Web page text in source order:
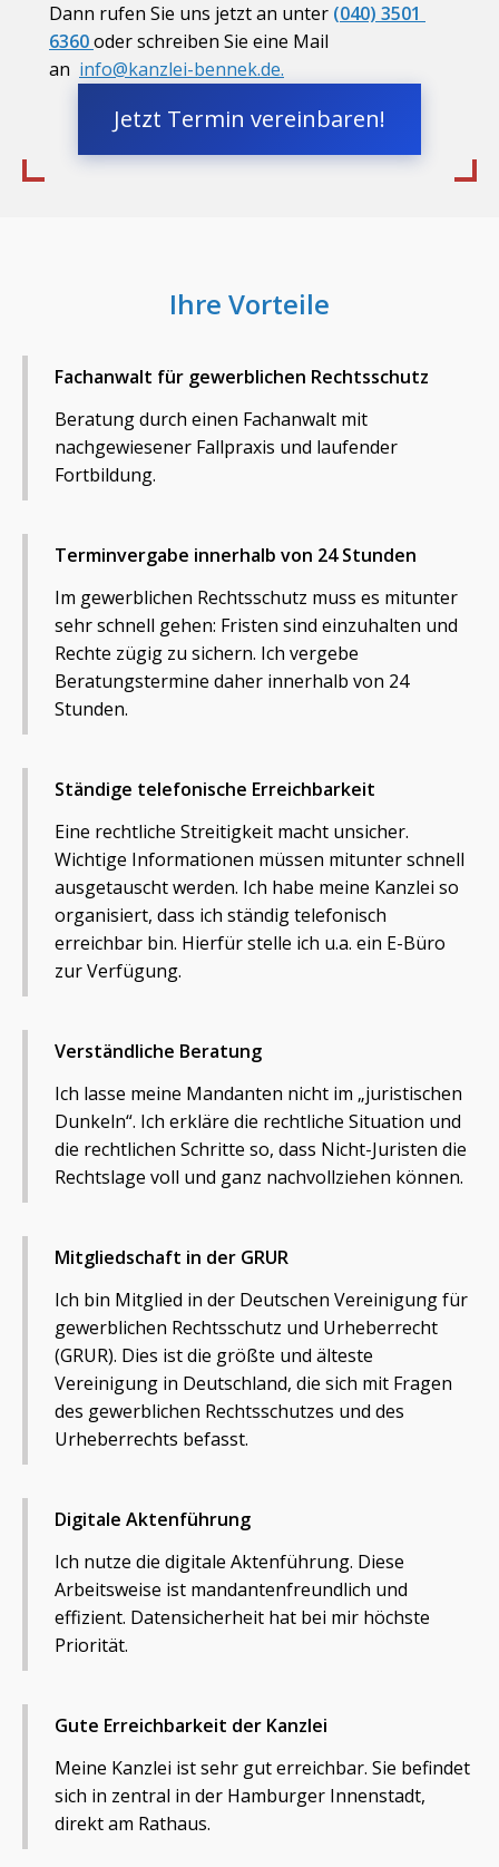
Dann rufen Sie uns jetzt an unter (040) 3501
6360 oder schreiben Sie eine Mail
an info@kanzlei-bennek.de.
Jetzt Termin vereinbaren!
Ihre Vorteile
Fachanwalt für gewerblichen Rechtsschutz
Beratung durch einen Fachanwalt mit
nachgewiesener Fallpraxis und laufender
Fortbildung.
Terminvergabe innerhalb von 24 Stunden
Im gewerblichen Rechtsschutz muss es mitunter
sehr schnell gehen: Fristen sind einzuhalten und
Rechte zügig zu sichern. Ich vergebe
Beratungstermine daher innerhalb von 24
Stunden.
Ständige telefonische Erreichbarkeit
Eine rechtliche Streitigkeit macht unsicher.
Wichtige Informationen müssen mitunter schnell
ausgetauscht werden. Ich habe meine Kanzlei so
organisiert, dass ich ständig telefonisch
erreichbar bin. Hierfür stelle ich u.a. ein E-Büro
zur Verfügung.
Verständliche Beratung
Ich lasse meine Mandanten nicht im „juristischen
Dunkeln“. Ich erkläre die rechtliche Situation und
die rechtlichen Schritte so, dass Nicht-Juristen die
Rechtslage voll und ganz nachvollziehen können.
Mitgliedschaft in der GRUR
Ich bin Mitglied in der Deutschen Vereinigung für
gewerblichen Rechtsschutz und Urheberrecht
(GRUR). Dies ist die größte und älteste
Vereinigung in Deutschland, die sich mit Fragen
des gewerblichen Rechtsschutzes und des
Urheberrechts befasst.
Digitale Aktenführung
Ich nutze die digitale Aktenführung. Diese
Arbeitsweise ist mandantenfreundlich und
effizient. Datensicherheit hat bei mir höchste
Priorität.
Gute Erreichbarkeit der Kanzlei
Meine Kanzlei ist sehr gut erreichbar. Sie befindet
sich in zentral in der Hamburger Innenstadt,
direkt am Rathaus.